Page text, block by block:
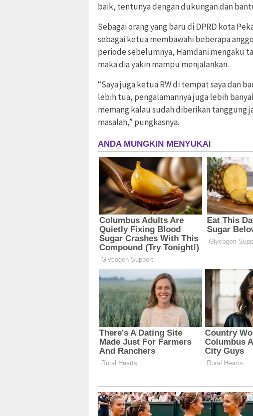
baik, tentunya dengan dukungan dan
Sebagai orang yang baru di DPRD kota
sebagai ketua membawahi beberapa
periode sebelumnya, Hamdani mengaku
maka dia yakin mampu menjalankan.
“Saya juga ketua RW di tempat saya dan
lebih tua, pengalamannya juga lebih
memang kalau sudah diberikan tanggung
masalah,” pungkasnya.